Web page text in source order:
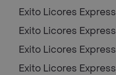
Exito Licores Express
Exito Licores Express
Exito Licores Express
Exito Licores Express